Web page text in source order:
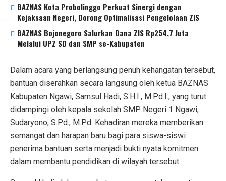
BAZNAS Kota Probolinggo Perkuat Sinergi dengan
Kejaksaan Negeri, Dorong Optimalisasi Pengelolaan ZIS
BAZNAS Bojonegoro Salurkan Dana ZIS Rp254,7 Juta
Melalui UPZ SD dan SMP se-Kabupaten
Dalam acara yang berlangsung penuh kehangatan tersebut,
bantuan diserahkan secara langsung oleh ketua BAZNAS
Kabupaten Ngawi, Samsul Hadi, S.H.I., M.Pd.I., yang turut
didampingi oleh kepala sekolah SMP Negeri 1 Ngawi,
Sudaryono, S.Pd., M.Pd. Kehadiran mereka memberikan
semangat dan harapan baru bagi para siswa-siswi
penerima bantuan serta menjadi bukti nyata komitmen
dalam membantu pendidikan di wilayah tersebut.